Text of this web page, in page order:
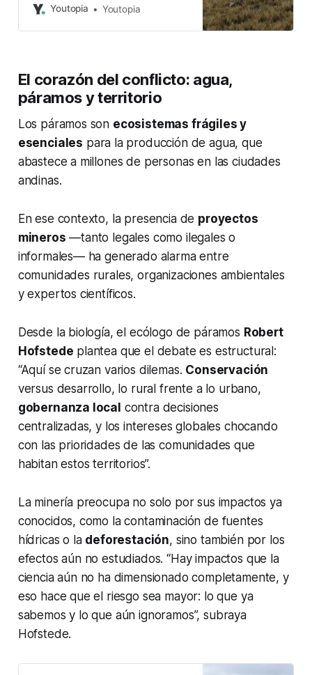
alerta sobre los riesgos de la
Youtopia Youtopia
El corazón del conflicto: agua,
páramos y territorio
Los páramos son ecosistemas frágiles y
esenciales para la producción de agua, que
abastece a millones de personas en las ciudades
andinas.
En ese contexto, la presencia de proyectos
mineros —tanto legales como ilegales o
informales— ha generado alarma entre
comunidades rurales, organizaciones ambientales
y expertos científicos.
Desde la biología, el ecólogo de páramos Robert
Hofstede plantea que el debate es estructural:
“Aquí se cruzan varios dilemas. Conservación
versus desarrollo, lo rural frente a lo urbano,
gobernanza local contra decisiones
centralizadas, y los intereses globales chocando
con las prioridades de las comunidades que
habitan estos territorios”.
La minería preocupa no solo por sus impactos ya
conocidos, como la contaminación de fuentes
hídricas o la deforestación, sino también por los
efectos aún no estudiados. “Hay impactos que la
ciencia aún no ha dimensionado completamente, y
eso hace que el riesgo sea mayor: lo que ya
sabemos y lo que aún ignoramos”, subraya
Hofstede.